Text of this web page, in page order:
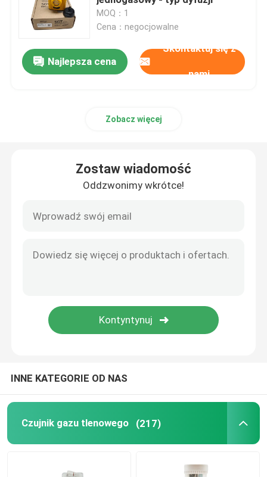
Elektrochemiczny czujnik gazu
Czujnik gazu
Medyczny czujnik przepływu powietrza
Czujnik temperatury wilgotności
Elektroniczny czujnik ciśnienia
Czujnik prądu
Inne czujniki
MOQ：1
Cena：negocjowalne
Najlepsza cena
Skontaktuj się z
nami
Zobacz więcej
Zostaw wiadomość
Oddzwonimy wkrótce!
INNE KATEGORIE OD NAS
Czujnik gazu tlenowego (217)